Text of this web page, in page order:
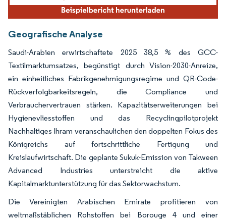
Geografische Analyse
Saudi-Arabien erwirtschaftete 2025 38,5 % des GCC-
Textilmarktumsatzes, begünstigt durch Vision-2030-Anreize,
ein einheitliches Fabrikgenehmigungsregime und QR-Code-
Rückverfolgbarkeitsregeln, die Compliance und
Verbrauchervertrauen stärken. Kapazitätserweiterungen bei
Hygienevliesstoffen und das Recyclingpilotprojekt
Nachhaltiges Ihram veranschaulichen den doppelten Fokus des
Königreichs auf fortschrittliche Fertigung und
Kreislaufwirtschaft. Die geplante Sukuk-Emission von Takween
Advanced Industries unterstreicht die aktive
Kapitalmarktunterstützung für das Sektorwachstum.
Die Vereinigten Arabischen Emirate profitieren von
weltmaßstäblichen Rohstoffen bei Borouge 4 und einer